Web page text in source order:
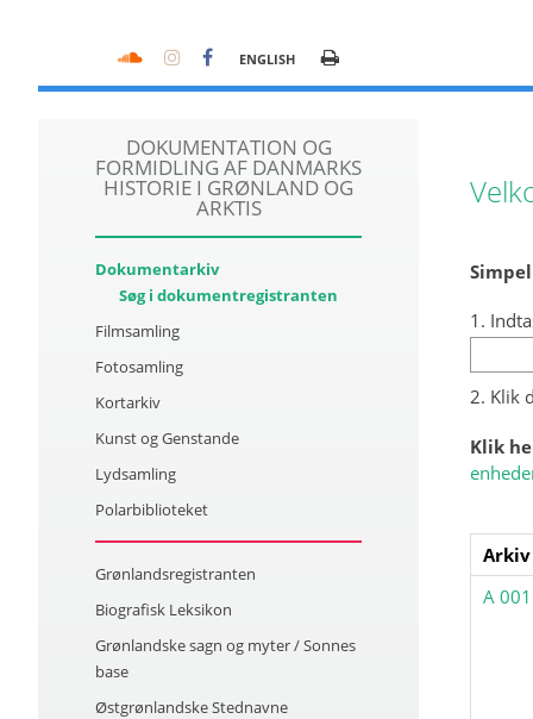
ENGLISH
DOKUMENTATION OG
FORMIDLING AF DANMARKS
HISTORIE I GRØNLAND OG
ARKTIS
Dokumentarkiv
Søg i dokumentregistranten
Filmsamling
Fotosamling
Kortarkiv
Kunst og Genstande
Lydsamling
Polarbiblioteket
Grønlandsregistranten
Biografisk Leksikon
Grønlandske sagn og myter / Sonnes
base
Østgrønlandske Stednavne
1.
2. Klik
Klik
Arkiv
A 001